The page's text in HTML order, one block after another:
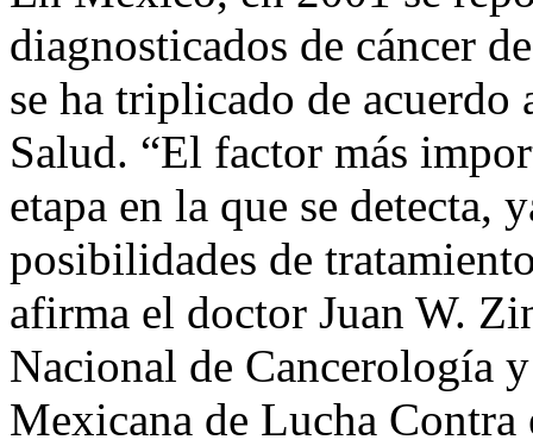
diagnosticados de cáncer
se ha triplicado de
Salud. “El factor más
etapa en la que se detecta,
posibilidades de
afirma el doctor Juan W.
Nacional de Cancerología
Mexicana de Lucha